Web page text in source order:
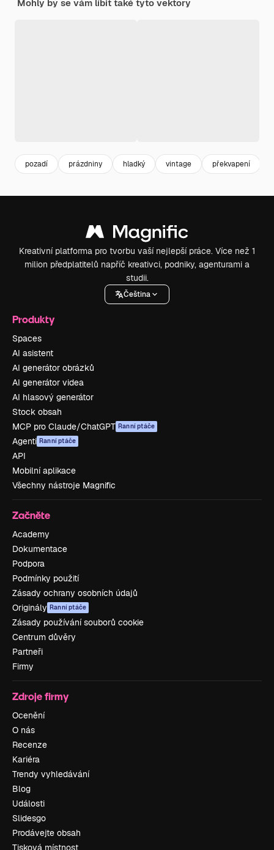
Mohly by se vám líbit také tyto vektory
pozadí prázdniny hladký vintage překvapení
Kreativní platforma pro tvorbu vaší nejlepší práce. Více než 1
milion předplatitelů napříč kreativci, podniky, agenturami a
studii.
Čeština
Produkty
Spaces
AI asistent
AI generátor obrázků
AI generátor videa
AI hlasový generátor
Stock obsah
MCP pro Claude/ChatGPT Ranní ptáče
Agenti Ranní ptáče
API
Mobilní aplikace
Všechny nástroje Magnific
Začněte
Academy
Dokumentace
Podpora
Podmínky použití
Zásady ochrany osobních údajů
Originály Ranní ptáče
Zásady používání souborů cookie
Centrum důvěry
Partneři
Firmy
Zdroje firmy
Ocenění
O nás
Recenze
Kariéra
Trendy vyhledávání
Blog
Události
Slidesgo
Prodávejte obsah
Tisková místnost